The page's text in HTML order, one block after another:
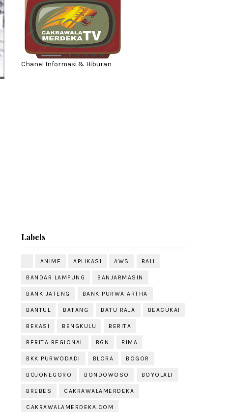
Chanel Informasi & Hiburan
Labels
. ANIME APLIKASI AWS BALI
BANDAR LAMPUNG BANJARMASIN
BANK JATENG BANK PURWA ARTHA
BANTUL BATANG BATU RAJA BEACUKAI
BEKASI BENGKULU BERITA
BERITA REGIONAL BGN BIMA
BKK PURWODADI BLORA BOGOR
BOJONEGORO BONDOWOSO BOYOLALI
BREBES CAKRAWALAMERDEKA
CAKRAWALAMERDEKA.COM